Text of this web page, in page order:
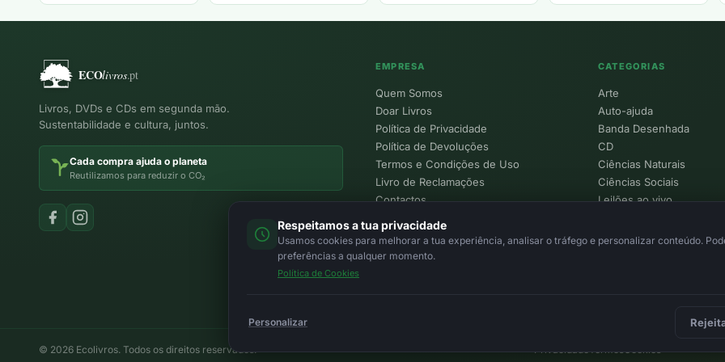
Livros, DVDs e CDs em segunda mão.
Sustentabilidade e cultura, juntos.
Cada compra ajuda o planeta
Reutilizamos para reduzir o CO₂
EMPRESA
Quem Somos
Doar Livros
Política de Privacidade
Política de Devoluções
Termos e Condições de Uso
Livro de Reclamações
Contactos
CATEGORIAS
Arte
Auto-ajuda
Banda Desenhada
CD
Ciências Naturais
Ciências Sociais
Leilões ao vivo
© 2026 Ecolivros. Todos os direitos reservados. PrivacidadeTermosCookies
Respeitamos a tua privacidade
Usamos cookies para melhorar a tua experiência, analisar o tráfego e personalizar conteúdo.
preferências a qualquer momento.
Política de Cookies
Personalizar